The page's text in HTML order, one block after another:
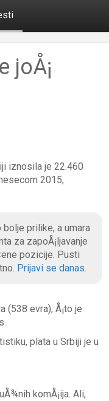
joÅ¡
iznosila je 22.460
2015,
prilike, a umara
za zapoÅ¡ljavanje
pozicije. Pusti
Prijavi se danas.
(538 evra), Å¡to je
plata u Srbiji je u
komÅ¡ija. Ali,